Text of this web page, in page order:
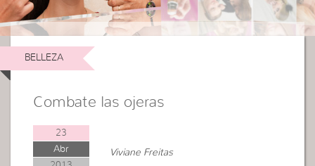
BELLEZA
Combate las ojeras
23
Abr
Viviane Freitas